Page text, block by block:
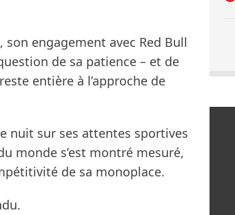
engagement avec Red Bull
de sa patience – et de
entière à l’approche de
nuit sur ses attentes sportives
monde s’est montré mesuré,
de sa monoplace.